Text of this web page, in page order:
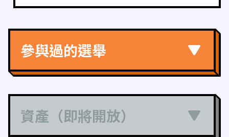
參與過的選舉
資產（即將開放）